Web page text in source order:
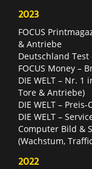
2023
FOCUS
& Antriebe
Deutschland
FOCUS Money –
DIE WELT – Nr.
Tore & Antriebe)
DIE WELT –
DIE WELT –
Computer Bild &
(Wachstum,
2022